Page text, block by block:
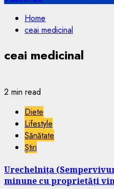
Home
ceai medicinal
ceai medicinal
2 min read
Diete
Lifestyle
Sănătate
Știri
Urechelnița
minune cu proprietăți